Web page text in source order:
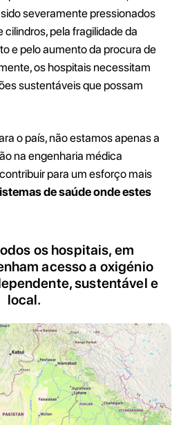
severamente pressionados
cilindros, pela fragilidade da
e pelo aumento da procura de
os hospitais necessitam
sustentáveis que possam
o país, não estamos apenas a
na engenharia médica
para um esforço mais
de saúde onde estes
os hospitais, em
acesso a oxigénio
sustentável e
local.